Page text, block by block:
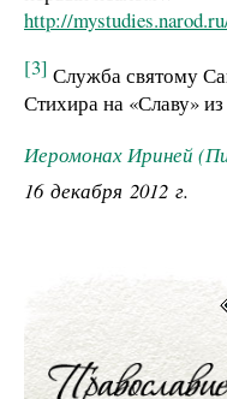
http://
[3] Служба святому
Стихира на «Славу»
Иеромонах Ириней
16 декабря 2012 г.